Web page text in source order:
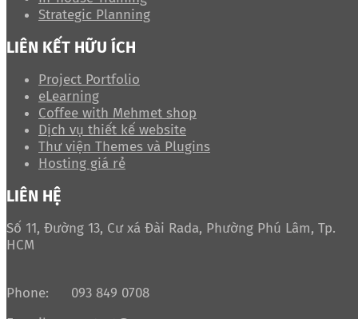
Strategic Planning
LIÊN KẾT HỮU ÍCH
Project Portfolio
eLearning
Coffee with Mehmet shop
Dịch vụ thiết kế website
Thư viện Themes và Plugins
Hosting giá rẻ
LIÊN HỆ
Số 11, Đường 13, Cư xá Đài Rada, Phường Phú Lâm, Tp.
HCM
Phone:
093 849 0708